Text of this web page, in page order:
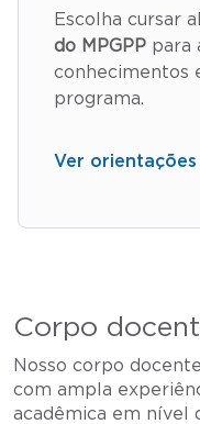
Escolha cursar
do MPGPP para
conhecimentos
programa.
Ver orientações
Corpo
Nosso corpo
com ampla
acadêmica em nível